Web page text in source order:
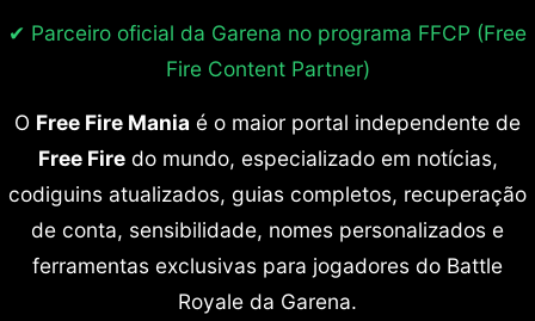
✔ Parceiro oficial da Garena no programa FFCP (Free
Fire Content Partner)
O Free Fire Mania é o maior portal independente de
Free Firedo mundo, especializado em notícias,
codiguins atualizados, guias completos, recuperação
de conta, sensibilidade, nomes personalizados e
ferramentas exclusivas para jogadores do Battle
Royale da Garena.